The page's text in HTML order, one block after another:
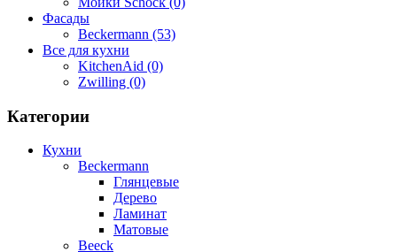
Фасады
Beckermann (53)
Все для кухни
KitchenAid (0)
Zwilling (0)
Категории
Кухни
Beckermann
Глянцевые
Дерево
Ламинат
Матовые
Beeck